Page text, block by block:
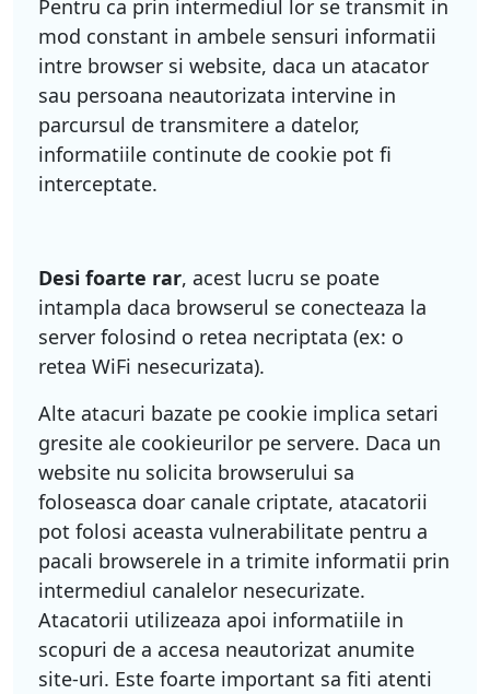
Pentru ca prin intermediul lor se transmit in
mod constant in ambele sensuri informatii
intre browser si website, daca un atacator
sau persoana neautorizata intervine in
parcursul de transmitere a datelor,
informatiile continute de cookie pot fi
interceptate.
Desi foarte rar, acest lucru se poate
intampla daca browserul se conecteaza la
server folosind o retea necriptata (ex: o
retea WiFi nesecurizata).
Alte atacuri bazate pe cookie implica setari
gresite ale cookieurilor pe servere. Daca un
website nu solicita browserului sa
foloseasca doar canale criptate, atacatorii
pot folosi aceasta vulnerabilitate pentru a
pacali browserele in a trimite informatii prin
intermediul canalelor nesecurizate.
Atacatorii utilizeaza apoi informatiile in
scopuri de a accesa neautorizat anumite
site-uri. Este foarte important sa fiti atenti